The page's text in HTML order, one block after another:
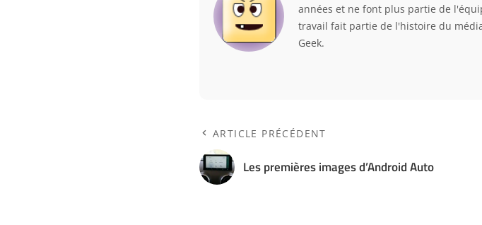
années et ne font plus partie de
travail fait partie de l'histoire du
Geek.
ARTICLE PRÉCÉDENT
Les premières images d’Android Auto